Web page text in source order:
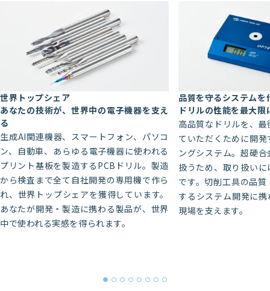
世界トップシェア
あなたの技術が、世界中の電子機器を支え
る
生成AI関連機器、スマートフォン、パソコ
ン、自動車、あらゆる電子機器に使われる
プリント基板を製造するPCBドリル。製造
から検査まで全て自社開発の専用機で作ら
れ、世界トップシェアを獲得しています。
あなたが開発・製造に携わる製品が、世界
中で使われる実感を得られます。
品質を守るシステムを
ドリルの性能を最大限
高品質なドリルを、
ていただくために開
ングシステム。超硬
扱うため、取り扱い
です。切削工具の品
するシステム開発に
現場を支えます。